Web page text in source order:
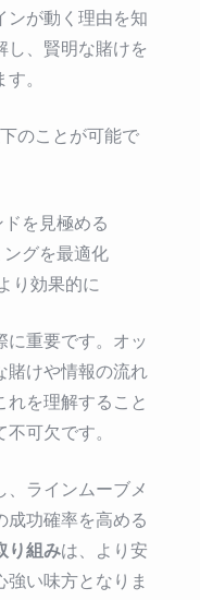
ンが動く理由を知
し、賢明な賭けを
。
のことが可能で
を見極める
グを最適化
り効果的に
に重要です。オッ
賭けや情報の流れ
を理解すること
可欠です。
ラインムーブメ
成功確率を高める
り組みは、より安
い味方となりま